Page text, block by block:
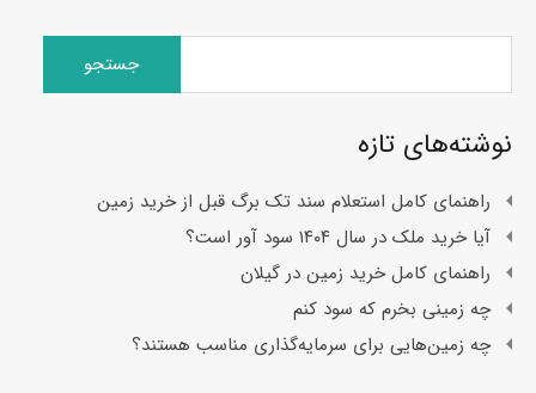
جستجو
نوشته‌های تازه
راهنمای کامل استعلام سند تک برگ قبل از خرید زمین
آیا خرید ملک در سال ۱۴۰۴ سود آور است؟
راهنمای کامل خرید زمین در گیلان
چه زمینی بخرم که سود کنم
چه زمین‌هایی برای سرمایه‌گذاری مناسب هستند؟